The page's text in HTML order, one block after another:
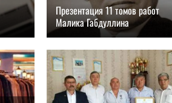
Презентация 11 томов работ
Малика Габдуллина
26.08.2018, 16:00